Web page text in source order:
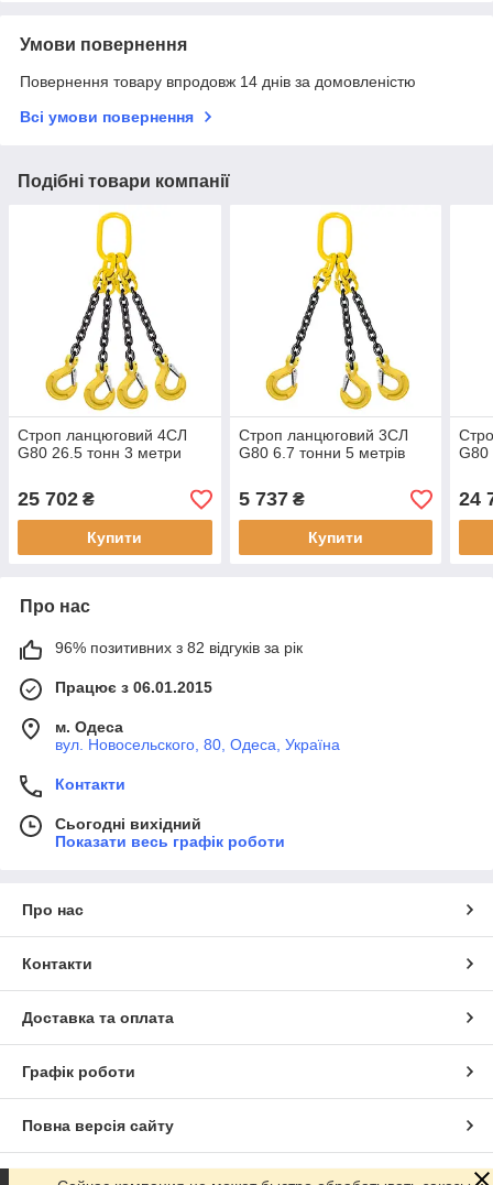
Умови повернення
Повернення товару впродовж 14 днів за домовленістю
Всі умови повернення
Подібні товари компанії
Строп ланцюговий 4СЛ
G80 26.5 тонн 3 метри
25 702 ₴
Купити
Строп ланцюговий 3СЛ
G80 6.7 тонни 5 метрів
5 737₴
Купити
G80
24
Про нас
96% позитивних з 82 відгуків за рік
Працює з 06.01.2015
м. Одеса
вул. Новосельского, 80, Одеса, Україна
Контакти
Сьогодні вихідний
Показати весь графік роботи
Про нас
Контакти
Доставка та оплата
Графік роботи
Повна версія сайту
Сайт створено на маркетплейсі Prom.ua